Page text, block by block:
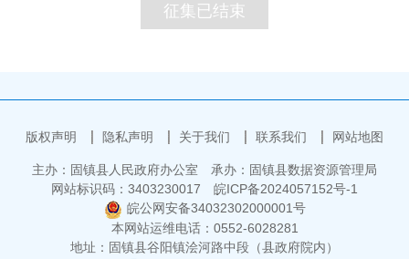
版权声明 隐私声明 关于我们 联系我们 网站地图
主办：固镇县人民政府办公室
承办：固镇县数据资源管理局
网站标识码：3403230017
皖ICP备2024057152号-1
皖公网安备34032302000001号
本网站运维电话：0552-6028281
地址：固镇县谷阳镇浍河路中段（县政府院内）